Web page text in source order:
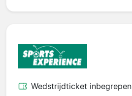
Wedstrijdticket inbegrepen